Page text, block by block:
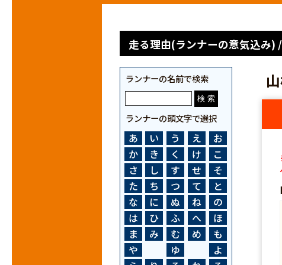
走る理由(ランナーの意気込み)
ランナーの名前で検索
ランナーの頭文字で選択
あ い う え
お
か
き く け
こ
さ
し す せ
そ
た
ち つ て
と
な
に ぬ ね
の
は
ひ ふ へ
ほ
ま
み む め
も
や
ゆ
よ